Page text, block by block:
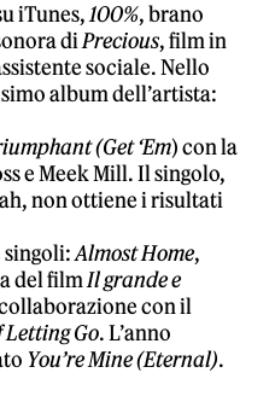
iTunes,100%, brano
diPrecious, film in
sociale. Nello
album dell’artista:
(Get ‘Em) con la
e Meek Mill. Il singolo,
non ottiene i risultati
singoli:Almost Home,
del filmIl grande e
con il
Letting Go. L’anno
You’re Mine (Eternal).